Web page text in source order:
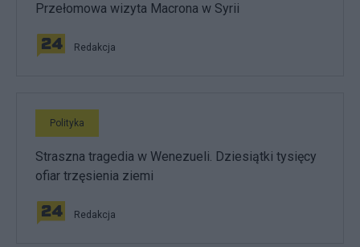
Przełomowa wizyta Macrona w Syrii
Redakcja
Polityka
Straszna tragedia w Wenezueli. Dziesiątki tysięcy
ofiar trzęsienia ziemi
Redakcja